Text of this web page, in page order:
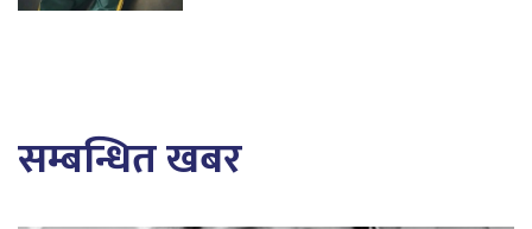
सम्बन्धित खबर